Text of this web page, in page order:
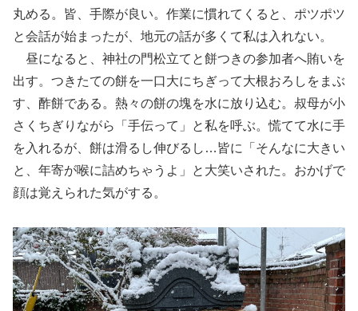
丸める。皆、手際が良い。作業に慣れてくると、ポツポツ
と会話が始まったが、地元の話が多くて私は入れない。
昼になると、神社の門松立てと餅つきの参加者へ賄いを
出す。つきたての餅を一口大にちぎって大根おろしをまぶ
す、酢餅である。熱々の餅の塊を水に放り込む。叔母が小
さくちぎりながら「手伝って」と私を呼ぶ。慌てて水に手
を入れるが、餅は滑るし伸びるし…皆に「そんなに大きい
と、年寄が喉に詰めちゃうよ」と大笑いされた。おかげで
顔は覚えられた気がする。